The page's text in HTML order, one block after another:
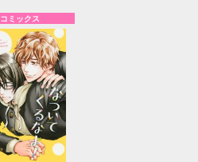
コミックス